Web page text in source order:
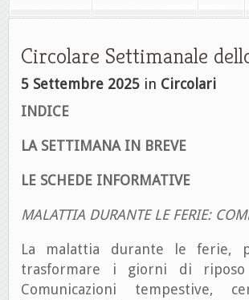
Circolare Settimanale
5 Settembre 2025 in Circolari
INDICE
LA SETTIMANA IN BREVE
LE SCHEDE INFORMATIVE
MALATTIA DURANTE LE FERIE:
La malattia durante le ferie,
trasformare i giorni di
Comunicazioni tempestive,